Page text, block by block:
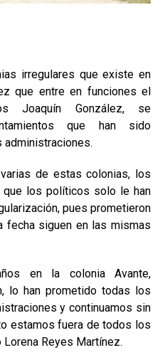
irregulares que existe en
que entre en funciones el
Joaquín González, se
que han sido
administraciones.
de estas colonias, los
que los políticos solo le han
pues prometieron
fecha siguen en las mismas
en la colonia Avante,
lo han prometido todas los
y continuamos sin
estamos fuera de todos los
Lorena Reyes Martínez.